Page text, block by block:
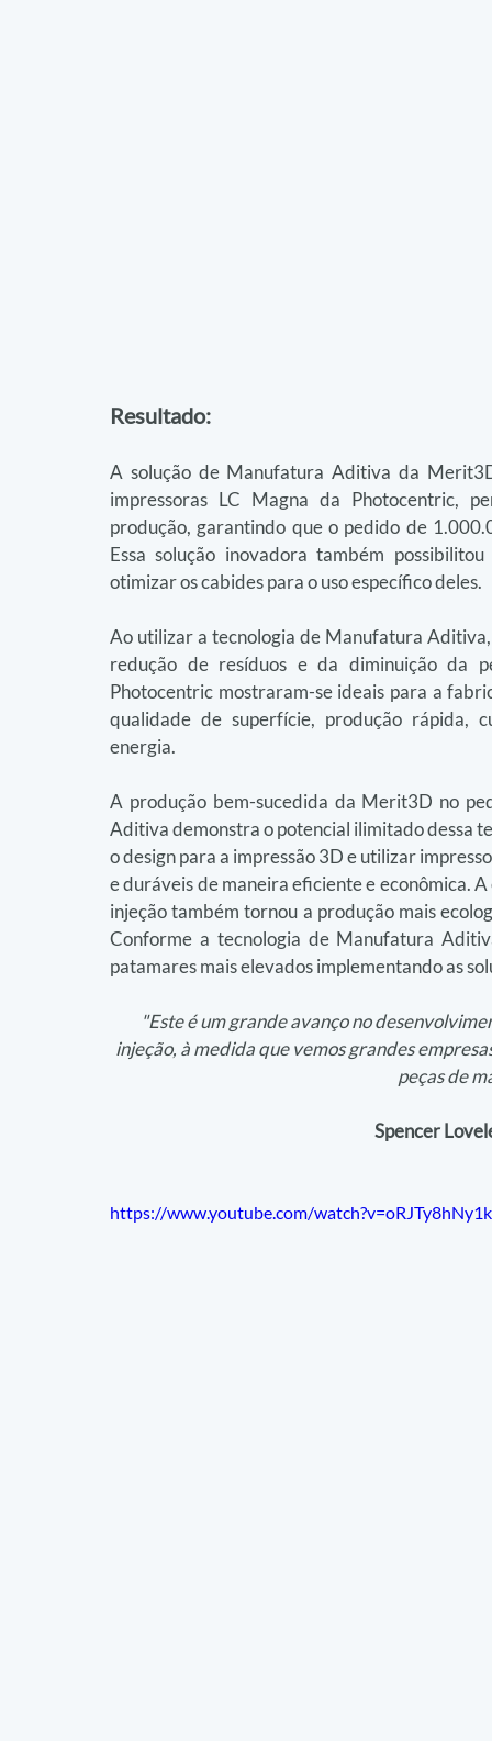
Resultado:
A solução de Manufatura Aditiva da
impressoras LC Magna da Photocentric,
produção, garantindo que o pedido de
Essa solução inovadora também
otimizar os cabides para o uso específico deles.
Ao utilizar a tecnologia de Manufatura
redução de resíduos e da diminuição da
Photocentric mostraram-se ideais para a
qualidade de superfície, produção rápida,
energia.
A produção bem-sucedida da Merit3D no
Aditiva demonstra o potencial ilimitado dessa
o design para a impressão 3D e utilizar
e duráveis de maneira eficiente e econômica.
injeção também tornou a produção mais
Conforme a tecnologia de Manufatura
patamares mais elevados implementando as
"Este é um grande avanço no
injeção, à medida que vemos grandes
peças de
Spencer
https://www.youtube.com/watch?v=oRJTy8hNy1k